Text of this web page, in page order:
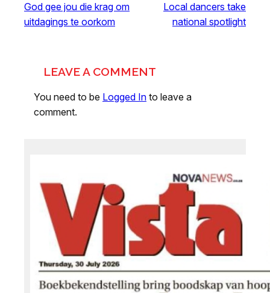
God gee jou die krag om
uitdagings te oorkom
Local dancers take
national spotlight
LEAVE A COMMENT
You need to be Logged In to leave a
comment.